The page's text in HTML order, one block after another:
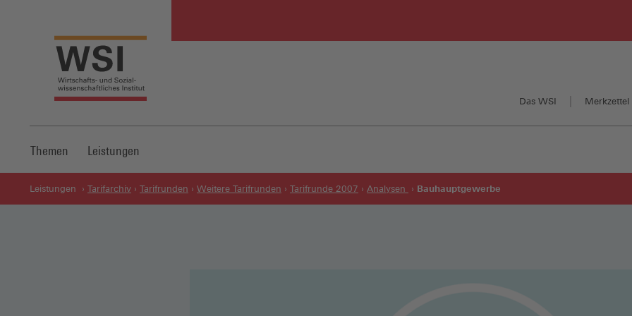
Das WSI Merkzettel
Themen Leistungen
Leistungen Tarifarchiv Tarifrunden Weitere Tarifrunden Tarifrunde 2007 Analysen Bauhauptgewerbe